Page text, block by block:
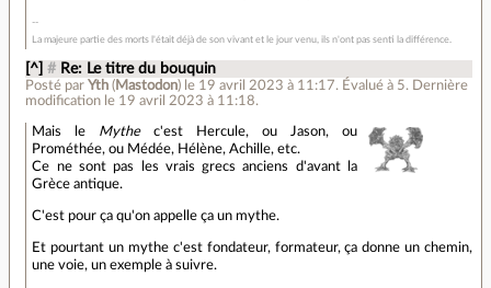
La majeure partie des morts l'était déjà de son vivant et le jour venu, ils n'ont pas senti la différence.
[^] # Re: Le titre du bouquin
Posté par Yth ( Mastodon) le 19 avril 2023 à 11:17. Évalué à 5.
Dernière
modification le 19 avril 2023 à 11:18.
Mais le Mythec'est Hercule, ou Jason, ou
Prométhée, ou Médée, Hélène, Achille, etc.
Ce ne sont pas les vrais grecs anciens d'avant la
Grèce antique.
C'est pour ça qu'on appelle ça un mythe.
Et pourtant un mythe c'est fondateur, formateur, ça donne un chemin,
une voie, un exemple à suivre.